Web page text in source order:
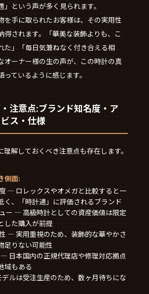
」という声が多く見られます。
を手に取られたお客様は、その実用性
得されます。「華美な装飾よりも、こ
た」「毎日気兼ねなく付き合える相
ーナー様の生の声が、この時計の真
ているように感じます。
注意点:ブランド知名度・ア
ス・仕様
理解しておくべき注意点も存在します。
側面:
— ロレックスやオメガと比較すると一
く、「時計通」に評価されるブランド
ー — 高級時計としての資産価値は限定
した購入が前提
— 実用重視のため、装飾的な華やかさ
足りない可能性
日本国内の正規代理店や修理対応拠点
域もある
ルは受注生産のため、数ヶ月待ちにな